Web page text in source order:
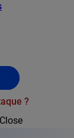
?
Close